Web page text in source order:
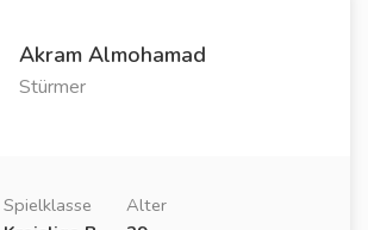
Akram Almohamad
Stürmer
Spielklasse
Alter